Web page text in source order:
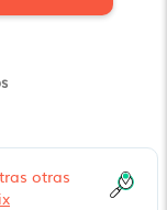
otras